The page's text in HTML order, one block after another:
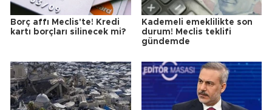
Borç affı Meclis'te! Kredi
kartı borçları silinecek mi?
Kademeli emeklilikte son
durum! Meclis teklifi
gündemde